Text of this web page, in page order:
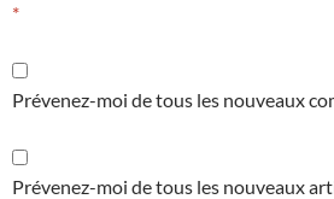
*
Prévenez-moi de tous les nouveaux
Prévenez-moi de tous les nouveaux